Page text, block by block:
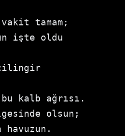
tamam;
işte oldu
çilingir
kalb ağrısı.
olsun;
havuzun.